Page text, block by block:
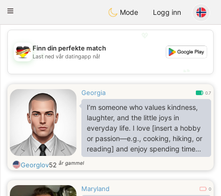
Deutsch Dating
Toggle
Mode Logg inn
💖
💕
Finn din perfekte match
Last ned vår datingapp nå!
Georgia 0.7
I’m someone who values kindness,
laughter, and the little joys in
everyday life. I love [insert a hobby
or passion—e.g., cooking, hiking, or
reading] and enjoy spending time
with people who are curious and
open-hearted. I’m looking to
genuine, thoughtful, and enjoys
Georglov52 år gammel
Maryland 0